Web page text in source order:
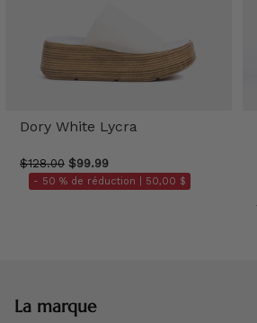
Dory White Lycra
$128.00 $99.99
- 50 % de réduction | 50,00 $
La marque